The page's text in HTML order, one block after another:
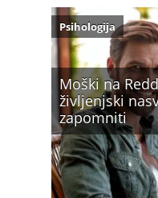
Moški na
življenjski
zapomniti
Psihologija